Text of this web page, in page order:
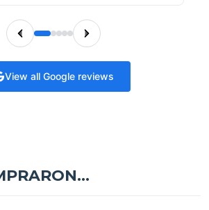
View all Google reviews